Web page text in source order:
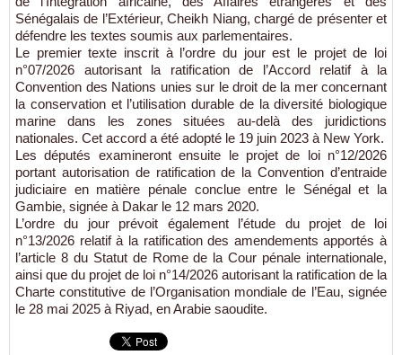
Sénégalais de l’Extérieur, Cheikh Niang, chargé de présenter et
défendre les textes soumis aux parlementaires.
Le premier texte inscrit à l’ordre du jour est le projet de loi
n°07/2026 autorisant la ratification de l’Accord relatif à la
Convention des Nations unies sur le droit de la mer concernant
la conservation et l’utilisation durable de la diversité biologique
marine dans les zones situées au-delà des juridictions
nationales. Cet accord a été adopté le 19 juin 2023 à New York.
Les députés examineront ensuite le projet de loi n°12/2026
portant autorisation de ratification de la Convention d’entraide
judiciaire en matière pénale conclue entre le Sénégal et la
Gambie, signée à Dakar le 12 mars 2020.
L’ordre du jour prévoit également l’étude du projet de loi
n°13/2026 relatif à la ratification des amendements apportés à
l’article 8 du Statut de Rome de la Cour pénale internationale,
ainsi que du projet de loi n°14/2026 autorisant la ratification de la
Charte constitutive de l’Organisation mondiale de l’Eau, signée
le 28 mai 2025 à Riyad, en Arabie saoudite.